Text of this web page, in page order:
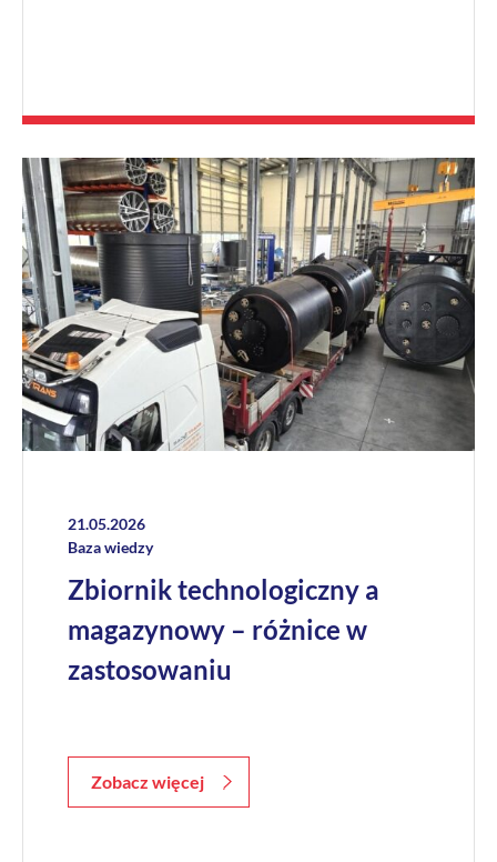
21.05.2026
Baza wiedzy
Zbiornik technologiczny a
magazynowy – różnice w
zastosowaniu
Zobacz więcej